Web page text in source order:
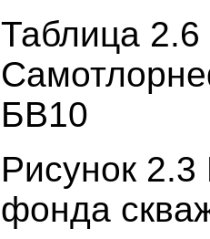
Таблица
БВ10
Рисунок
фонда